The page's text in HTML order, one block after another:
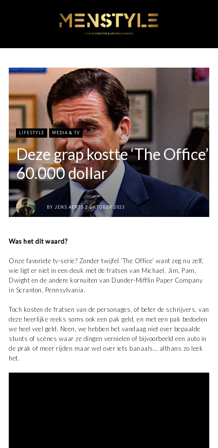
LIFESTYLE MEDIA & TV
Deze grap kostte ‘The Office’
60.000 dollar
BY JENS AERTS 2 OKTOBER 2023
Was het dit waard?
Onze favoriete tv-serie? Zonder twijfel ‘The Office’ want zeg nu zelf,
wie ligt er niet in een deuk met de fratsen van Michael, Jim, Pam,
Dwight en de andere kornuiten van Dunder-Mifflin Paper Company
in Scranton, Pennsylvania.
Toch kosten de fratsen van de personages, of beter de schrijvers, van
deze heerlijke reeks soms ook een pak geld, en met een pak bedoelen
we heel veel geld. Neen, we hebben het vandaag niet over bepaalde
stunts of scènes waar ze dingen vernielen of bijvoorbeeld een auto in
de prak of meer rijden maar wel over iets banaals… althans zo leek
het.